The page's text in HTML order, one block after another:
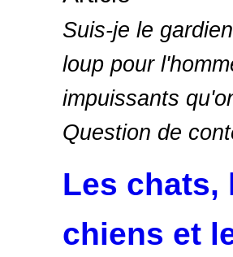
Suis-je le
loup pour
impuissants
Question de
Les chats,
chiens et